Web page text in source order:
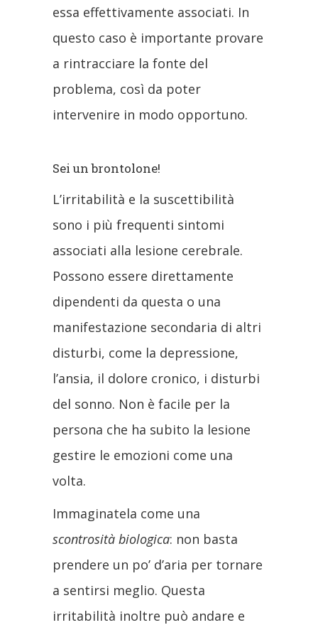
essa effettivamente associati. In
questo caso è importante provare
a rintracciare la fonte del
problema, così da poter
intervenire in modo opportuno.
Sei un brontolone!
L’irritabilità e la suscettibilità
sono i più frequenti sintomi
associati alla lesione cerebrale.
Possono essere direttamente
dipendenti da questa o una
manifestazione secondaria di altri
disturbi, come la depressione,
l’ansia, il dolore cronico, i disturbi
del sonno. Non è facile per la
persona che ha subito la lesione
gestire le emozioni come una
volta.
Immaginatela come una
scontrosità biologica: non basta
prendere un po’ d’aria per tornare
a sentirsi meglio. Questa
irritabilità inoltre può andare e